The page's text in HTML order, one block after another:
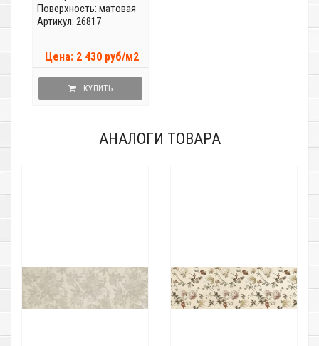
Поверхность: матовая
Артикул: 26817
Цена: 2 430 руб/м2
КУПИТЬ
АНАЛОГИ ТОВАРА